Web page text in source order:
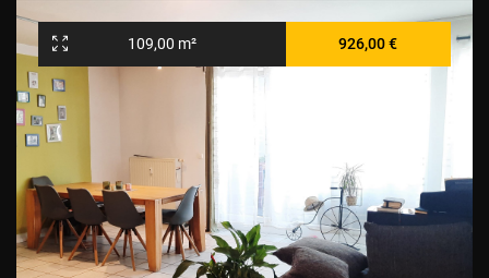
109,00 m² 926,00 €